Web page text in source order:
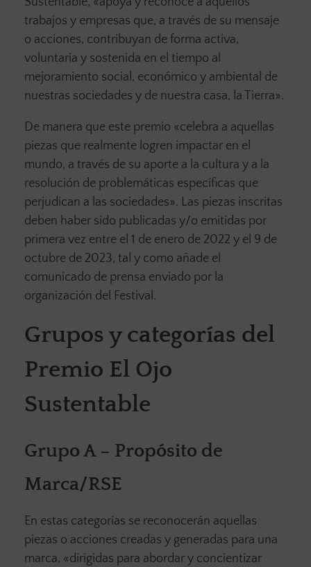
trabajos y empresas que, a través de su mensaje
o acciones, contribuyan de forma activa,
voluntaria y sostenida en el tiempo al
mejoramiento social, económico y ambiental de
nuestras sociedades y de nuestra casa, la Tierra».
De manera que este premio «celebra a aquellas
piezas que realmente logren impactar en el
mundo, a través de su aporte a la cultura y a la
resolución de problemáticas específicas que
perjudican a las sociedades». Las piezas inscritas
deben haber sido publicadas y/o emitidas por
primera vez entre el 1 de enero de 2022 y el 9 de
octubre de 2023, tal y como añade el
comunicado de prensa enviado por la
organización del Festival.
Grupos y categorías del
Premio El Ojo
Sustentable
Grupo A – Propósito de
Marca/RSE
En estas categorías se reconocerán aquellas
piezas o acciones creadas y generadas para una
marca, «dirigidas para abordar y concientizar